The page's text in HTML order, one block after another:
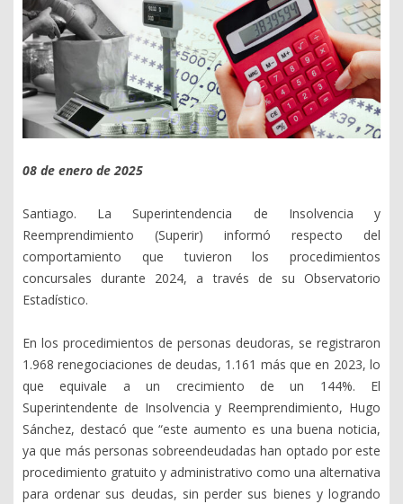
08 de enero de 2025
Santiago. La Superintendencia de Insolvencia y
Reemprendimiento (Superir) informó respecto del
comportamiento que tuvieron los procedimientos
concursales durante 2024, a través de su Observatorio
Estadístico.
En los procedimientos de personas deudoras, se registraron
1.968 renegociaciones de deudas, 1.161 más que en 2023, lo
que equivale a un crecimiento de un 144%. El
Superintendente de Insolvencia y Reemprendimiento, Hugo
Sánchez, destacó que “este aumento es una buena noticia,
ya que más personas sobreendeudadas han optado por este
procedimiento gratuito y administrativo como una alternativa
para ordenar sus deudas, sin perder sus bienes y logrando